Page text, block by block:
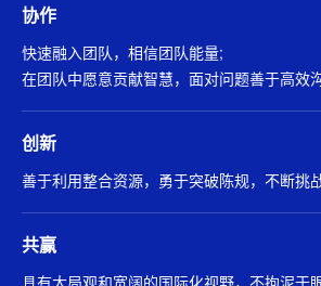
协作
快速融入团队，相信团队能量;
在团队中愿意贡献智慧，面对问题善于高效
创新
善于利用整合资源，勇于突破陈规，不断挑
共赢
具有大局观和宽阔的国际化视野，不拘泥于